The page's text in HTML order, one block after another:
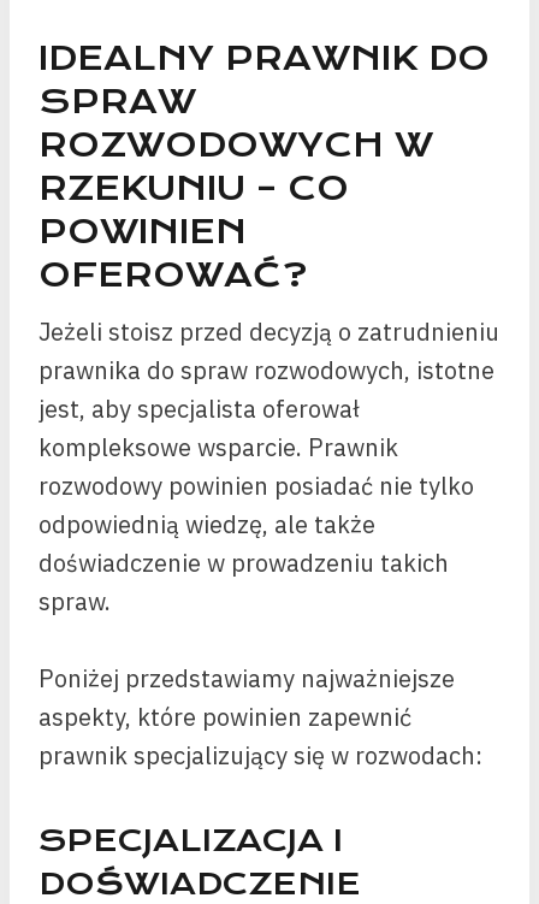
IDEALNY PRAWNIK DO
SPRAW
ROZWODOWYCH W
RZEKUNIU – CO
POWINIEN
OFEROWAĆ?
Jeżeli stoisz przed decyzją o zatrudnieniu
prawnika do spraw rozwodowych, istotne
jest, aby specjalista oferował
kompleksowe wsparcie. Prawnik
rozwodowy powinien posiadać nie tylko
odpowiednią wiedzę, ale także
doświadczenie w prowadzeniu takich
spraw.
Poniżej przedstawiamy najważniejsze
aspekty, które powinien zapewnić
prawnik specjalizujący się w rozwodach:
SPECJALIZACJA I
DOŚWIADCZENIE